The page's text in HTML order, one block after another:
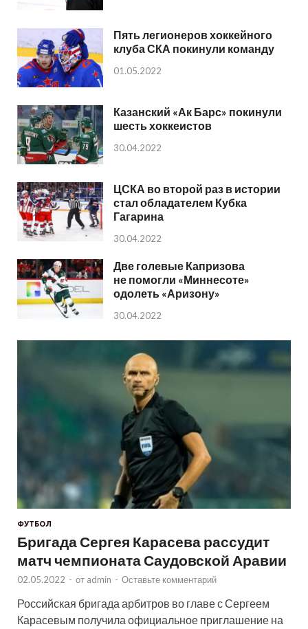
Пять легионеров хоккейного
клуба СКА покинули команду
01.05.2022
Казанский «Ак Барс» покинули
шесть хоккеистов
30.04.2022
ЦСКА во второй раз в истории
стал обладателем Кубка
Гагарина
30.04.2022
Две голевые Капризова
не помогли «Миннесоте»
одолеть «Аризону»
30.04.2022
ФУТБОЛ
Бригада Сергея Карасева рассудит
матч чемпионата Саудовской Аравии
02.05.2022 - от admin - Оставьте комментарий
Российская бригада арбитров во главе с Сергеем
Карасевым получила официальное приглашение на